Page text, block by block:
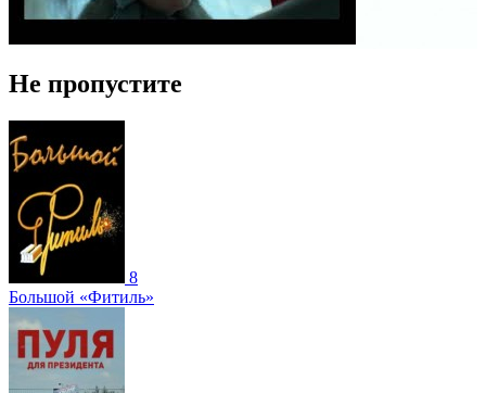
Не пропустите
8
Большой «Фитиль»